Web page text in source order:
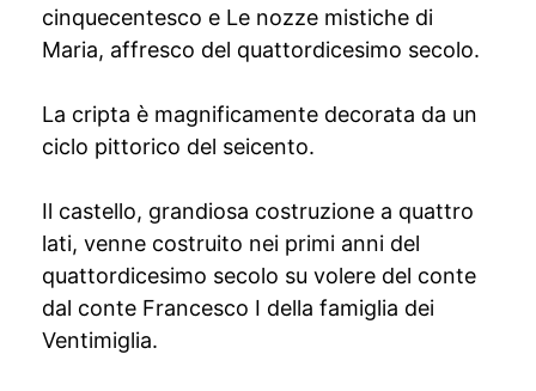
cinquecentesco e Le nozze mistiche di
Maria, affresco del quattordicesimo secolo.
La cripta è magnificamente decorata da un
ciclo pittorico del seicento.
Il castello, grandiosa costruzione a quattro
lati, venne costruito nei primi anni del
quattordicesimo secolo su volere del conte
dal conte Francesco I della famiglia dei
Ventimiglia.